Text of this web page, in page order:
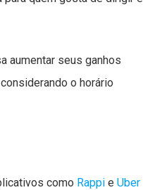
aumentar seus ganhos
o horário
como Rappi e Uber